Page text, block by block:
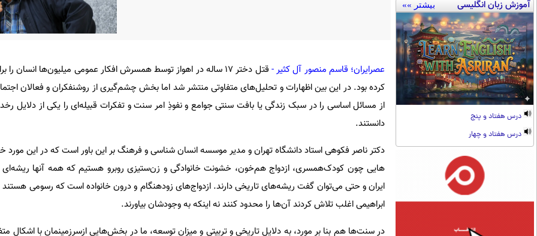
آموزش زبان انگلیسی بیشتر »»
درس هفتاد و پنج
درس هفتاد و چهار
عصرایران؛ قاسم منصور آل کثیر -
قتل دختر ۱۷ ساله در اهواز توسط همسرش افکار عمومی میلیون‌ها انسان را
کرده بود. در این بین اظهارات و تحلیل‌های متفاوتی منتشر شد اما بخش چشم‌گیری از روشنفکران و فعالان
از مسائل اساسی را در سبک زندگی یا بافت سنتی جوامع و نفوذِ امر سنت و تفکرات قبیله‌ای را یکی از دلایل
دانستند.
دکتر ناصر فکوهی استاد دانشگاه تهران و مدیر موسسه انسان شناسی و فرهنگ بر این باور است که در این
هایی چون کودک‌همسری، ازدواج هم‌خون، خشونت خانوادگی و زن‌ستیزی روبرو هستیم که همه آنها
ایران و حتی می‌توان گفت ریشه‌های تاریخی دارند. ازدواج‌های زودهنگام و درون خانواده است که رسومی هستند
ابراهیمی اغلب تلاش کردند آن‌ها را محدود کنند نه اینکه به وجودشان بیاورند.
در سنت‌ها هم بنا بر مورد، به دلایل تاریخی و تربیتی و میزان توسعه، ما در بخش‌هایی ازسرزمینمان با اشکال